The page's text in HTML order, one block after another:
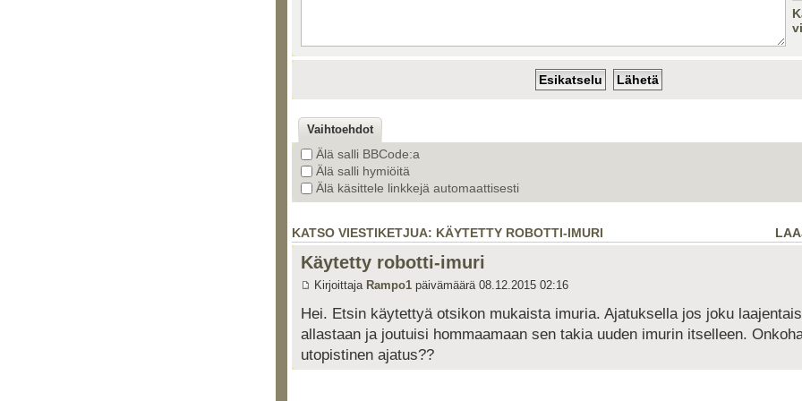
Vaihtoehdot
Älä salli BBCode:a
Älä salli hymiöitä
Älä käsittele linkkejä automaattisesti
KATSO VIESTIKETJUA: KÄYTETTY ROBOTTI-IMURI
Käytetty robotti-imuri
Kirjoittaja Rampo1 päivämäärä 08.12.2015 02:16
Hei. Etsin käytettyä otsikon mukaista imuria. Ajatuksella jos joku
allastaan ja joutuisi hommaamaan sen takia uuden imurin itselleen.
utopistinen ajatus??